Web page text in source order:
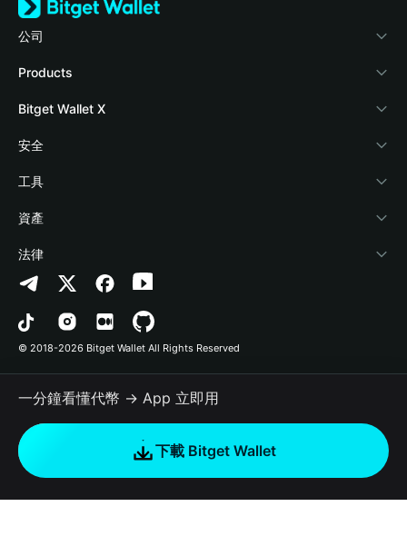
公司
關於 Bitget Wallet
部落格
學院
加密資訊
幫助中心
‌聯繫我們
品牌資源
工作機會
Products
Crypto Card
Stablecoin Earn
Payfi Crypto
Crypto Swap API
Altcoin Season Index
Prediction Markets
DApp
RWA
如何購買加密貨幣
Bitget Wallet X
開發者文件
連接錢包
Bitget Wallet Pay
合作上架
安全
風險保障基金
安全防護技術
工具
快捷買幣
授權檢測
合約檢測
批次轉帳
資產
Arbitrum
Avalanche
Bitcoin
Polygon
法律
隱私協議
用戶使用協議
© 2018-2026 Bitget Wallet All Rights Reserved
一分鐘看懂代幣 → App 立即用
下載 Bitget Wallet